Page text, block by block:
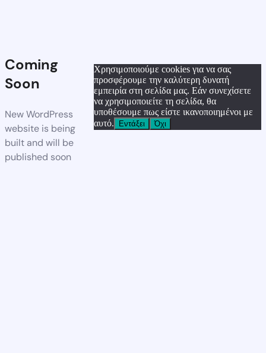
Coming
Soon
New WordPress
website is being
built and will be
published soon
Χρησιμοποιούμε cookies για να σας
προσφέρουμε την καλύτερη δυνατή
εμπειρία στη σελίδα μας. Εάν συνεχίσετε
να χρησιμοποιείτε τη σελίδα, θα
υποθέσουμε πως είστε ικανοποιημένοι με
αυτό.
Εντάξει Όχι